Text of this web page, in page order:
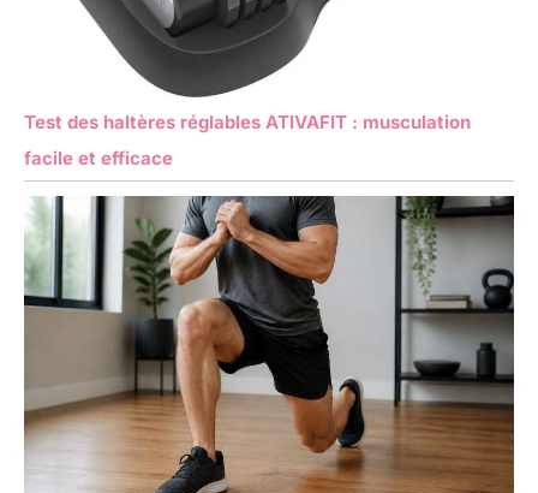
Test des haltères réglables ATIVAFIT : musculation
facile et efficace